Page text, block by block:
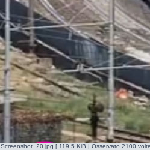
Screenshot_20.jpg [ 119.5 KiB | Osservato 2100